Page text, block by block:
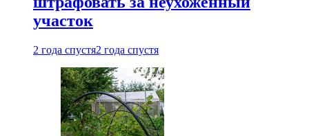
участок
2 года спустя2 года спустя